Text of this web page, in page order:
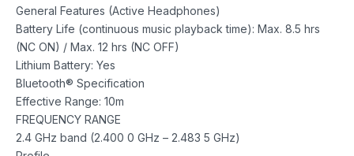
General Features (Active Headphones)
Battery Life (continuous music playback time): Max. 8.5 hrs
(NC ON) / Max. 12 hrs (NC OFF)
Lithium Battery: Yes
Bluetooth® Specification
Effective Range: 10m
FREQUENCY RANGE
2.4 GHz band (2.400 0 GHz – 2.483 5 GHz)